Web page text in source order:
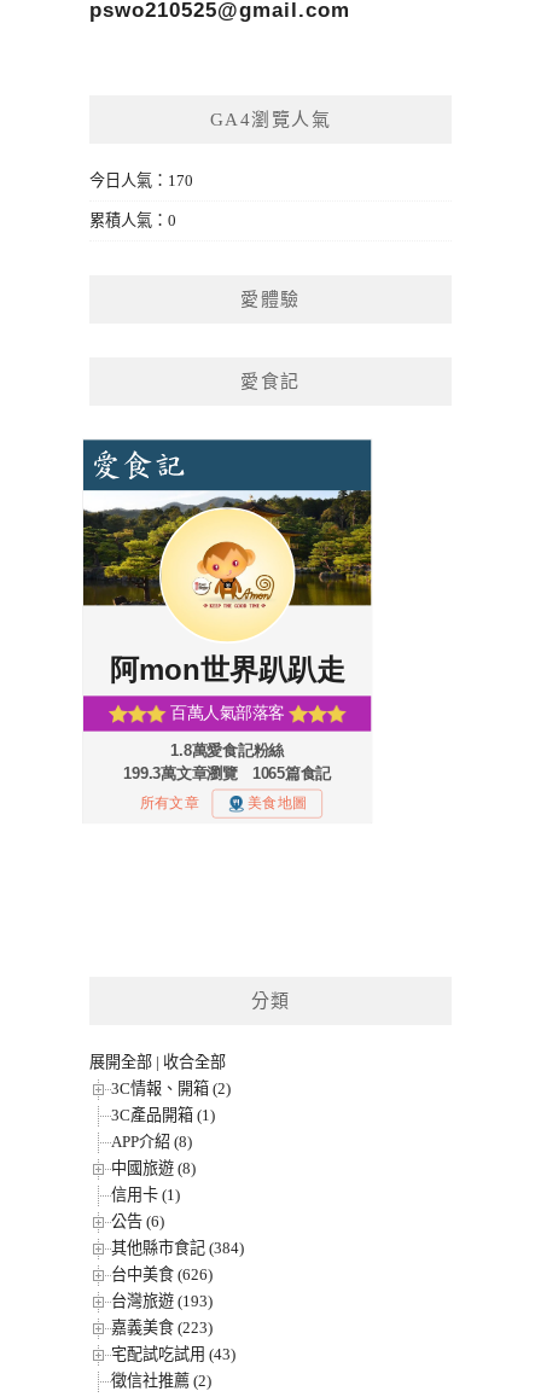
pswo210525@gmail.com
GA4瀏覽人氣
今日人氣：170
累積人氣：0
愛體驗
愛食記
分類
展開全部 | 收合全部
3C情報、開箱 (2)
3C產品開箱 (1)
APP介紹 (8)
中國旅遊 (8)
信用卡 (1)
公告 (6)
其他縣市食記 (384)
台中美食 (626)
台灣旅遊 (193)
嘉義美食 (223)
宅配試吃試用 (43)
徵信社推薦 (2)